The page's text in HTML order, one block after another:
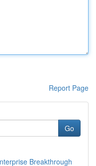
Report Page
Go
Breakthrough